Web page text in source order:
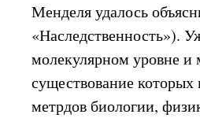
Менделя удалось
«Наследственность»).
молекулярном уровне и
существование
метрдов биологии,